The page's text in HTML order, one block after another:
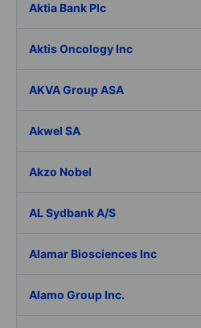
Aktia Bank Plc
Aktis Oncology Inc
AKVA Group ASA
Akwel SA
Akzo Nobel
AL Sydbank A/S
Alamar Biosciences Inc
Alamo Group Inc.